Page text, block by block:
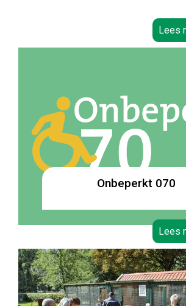
Lees
Onbeperkt 070
Lees